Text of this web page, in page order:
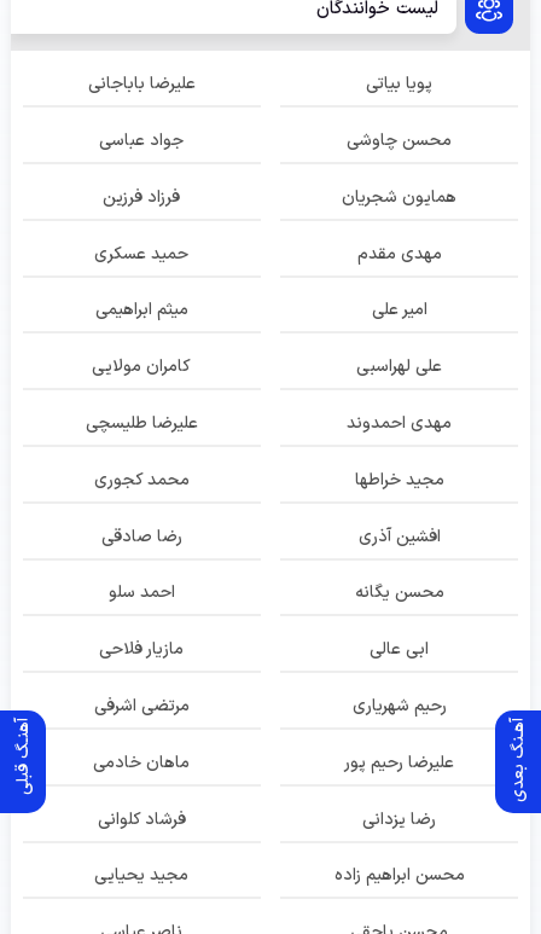
آهنـگ قبلی آهـنگ بعدی
لیست خوانندگان
پویا بیاتی علیرضا باباجانی
محسن چاوشی جواد عباسی
همایون شجریان فرزاد فرزین
مهدی مقدم حمید عسکری
امیر علی میثم ابراهیمی
علی لهراسبی کامران مولایی
مهدی احمدوند علیرضا طلیسچی
مجید خراطها محمد کجوری
افشین آذری رضا صادقی
محسن یگانه احمد سلو
ابی عالی مازیار فلاحی
رحیم شهریاری مرتضی اشرفی
علیرضا رحیم پور ماهان خادمی
رضا یزدانی فرشاد کلوانی
محسن ابراهیم زاده مجید یحیایی